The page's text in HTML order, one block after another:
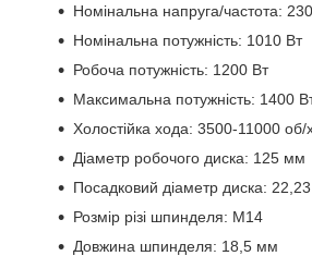
Номінальна напруга/частота:
Номінальна потужність: 1010 Вт
Робоча потужність: 1200 Вт
Максимальна потужність: 1400
Холостійка хода: 3500-11000 об/
Діаметр робочого диска: 125 мм
Посадковий діаметр диска:
Розмір різі шпинделя: M14
Довжина шпинделя: 18,5 мм